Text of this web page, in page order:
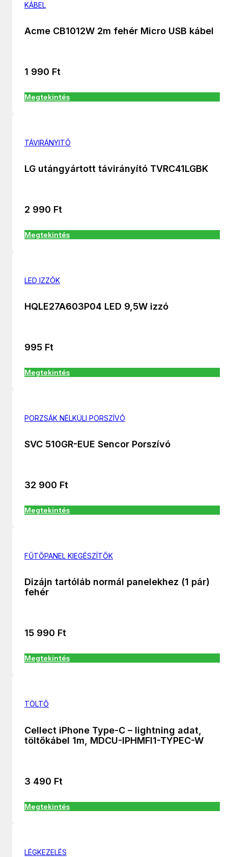
KÁBEL
Acme CB1012W 2m fehér Micro USB kábel
1 990 Ft
Megtekintés
TÁVIRÁNYITÓ
LG utángyártott távirányító TVRC41LGBK
2 990 Ft
Megtekintés
LED IZZÓK
HQLE27A603P04 LED 9,5W izzó
995 Ft
Megtekintés
PORZSÁK NÉLKÜLI PORSZÍVÓ
SVC 510GR-EUE Sencor Porszívó
32 900 Ft
Megtekintés
FŰTŐPANEL KIEGÉSZÍTŐK
Dizájn tartóláb normál panelekhez (1 pár)
fehér
15 990 Ft
Megtekintés
TÖLTŐ
Cellect iPhone Type-C – lightning adat,
töltőkábel 1m, MDCU-IPHMFI1-TYPEC-W
3 490 Ft
Megtekintés
LÉGKEZELÉS